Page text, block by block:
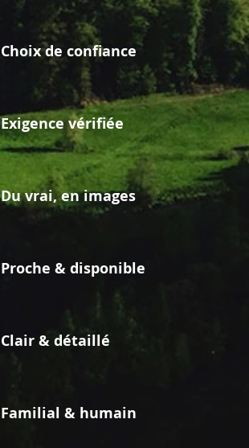
Choix de confiance
Exigence vérifiée
Du vrai, en images
Proche & disponible
Clair & détaillé
Familial & humain